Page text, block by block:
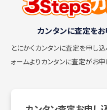
カンタンに査定をお
とにかくカンタンに査定を申し込
ォームよりカンタンに査定がお